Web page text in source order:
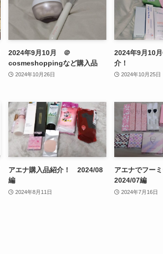
2024年9月10月 ＠
cosmeshoppingなど購入品
2024年10月26日
2024年9月10
介！
2024年10月25日
アエナ購入品紹介！ 2024/08
編
2024年8月11日
アエナでフー
2024/07編
2024年7月16日